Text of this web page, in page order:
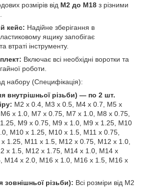
розмірів від М2 до М18 з різними
кейс: Надійне зберігання в
ящику запобігає
втраті інструменту.
Включає всі необхідні воротки та
роботи.
набору (Специфікація):
внутрішньої різьби) — по 2 шт.
М2 x 0.4, М3 x 0.5, М4 x 0.7, М5 x
x 1.0, М7 x 0.75, М7 x 1.0, М8 x 0.75,
М9 x 0.75, М9 x 1.0, М9 x 1.25, М10
М10 x 1.25, М10 x 1.5, М11 x 0.75,
1.25, М11 x 1.5, М12 x 0.75, М12 x 1.0,
x 1.5, М12 x 1.75, М14 x 1.0, М14 x
М14 x 2.0, М16 x 1.0, М16 x 1.5, М16 x
різьби): Всі розміри від М2